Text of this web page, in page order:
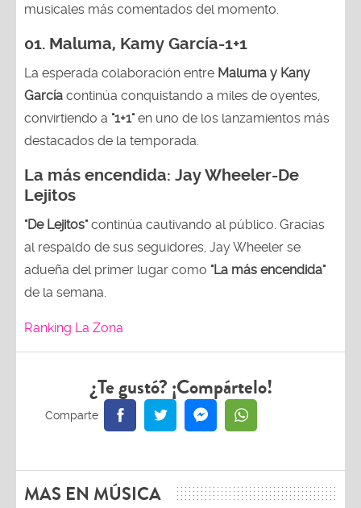
musicales más comentados del momento.
01. Maluma, Kamy García-1+1
La esperada colaboración entre Maluma y Kany
García continúa conquistando a miles de oyentes,
convirtiendo a "1+1"en uno de los lanzamientos más
destacados de la temporada.
La más encendida: Jay Wheeler-De
Lejitos
"De Lejitos"continúa cautivando al público. Gracias
al respaldo de sus seguidores, Jay Wheeler se
adueña del primer lugar como "La más encendida"
de la semana.
Ranking La Zona
¿Te gustó? ¡Compártelo!
MAS EN MÚSICA